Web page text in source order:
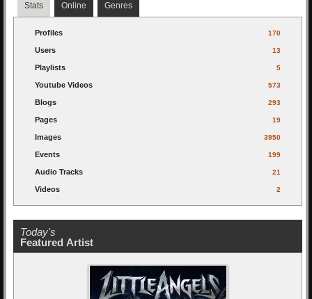
Stats Online Genres
Profiles 170
Users 13
Playlists 5
Youtube Videos 573
Blogs 293
Pages 19
Images 3950
Events 199
Audio Tracks 21
Videos 2
Today's
Featured Artist